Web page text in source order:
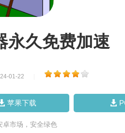
永久免费加速
01-22
苹果下载
卓市场，安全绿色